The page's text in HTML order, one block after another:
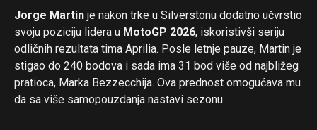
Jorge Martin je nakon trke u Silverstonu dodatno učvrstio
svoju poziciju lidera u MotoGP 2026, iskoristivši seriju
odličnih rezultata tima Aprilia. Posle letnje pauze, Martin je
stigao do 240 bodova i sada ima 31 bod više od najbližeg
pratioca, Marka Bezzecchija. Ova prednost omogućava mu
da sa više samopouzdanja nastavi sezonu.